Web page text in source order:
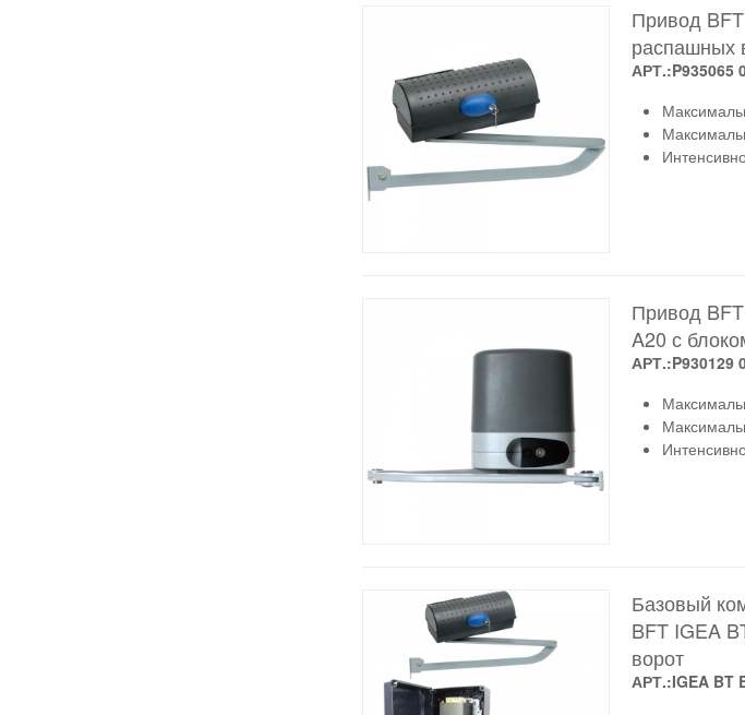
Привод
распашных
АРТ.:P935065
Привод
A20 с
АРТ.:P930129
Базовый
BFT IGEA
ворот
АРТ.:IGEA BT